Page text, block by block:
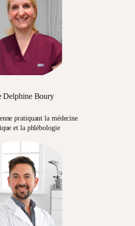
Delphine Boury
pratiquant la médecine
et la phlébologie